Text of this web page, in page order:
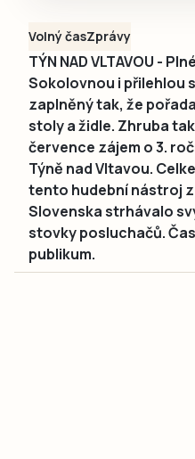
Volný časZprávy
TÝN NAD VLTAVOU -
Sokolovnou i přilehlou
zaplněný tak, že
stoly a židle. Zhruba
července zájem o 3.
Týně nad Vltavou.
tento hudební nástroj
Slovenska strhávalo
stovky posluchačů.
publikum.